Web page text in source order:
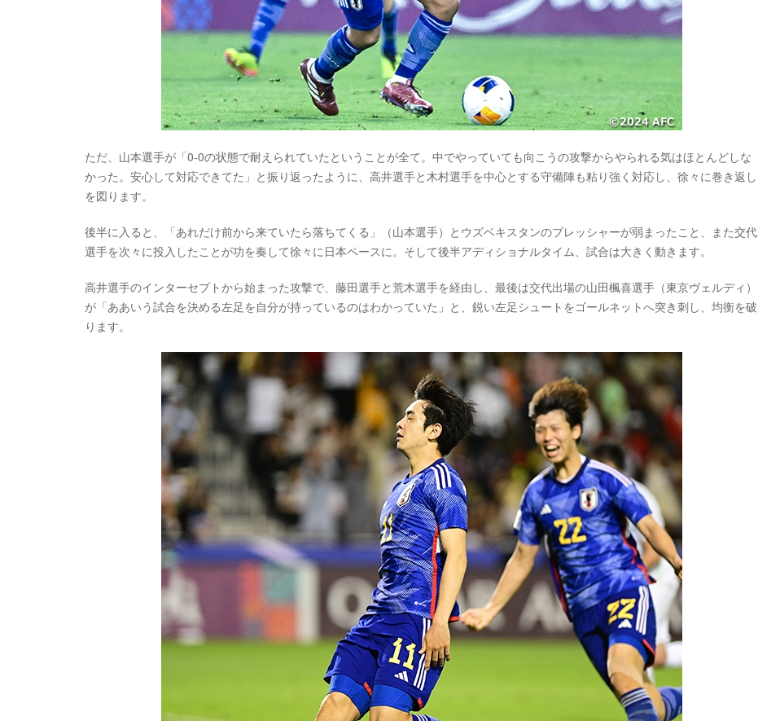
ただ、山本選手が「0-0の状態で耐えられていたということが全て。中でやっていても向こうの攻撃からやられる気はほとんどしな
かった。安心して対応できてた」と振り返ったように、高井選手と木村選手を中心とする守備陣も粘り強く対応し、徐々に巻き返し
を図ります。
後半に入ると、「あれだけ前から来ていたら落ちてくる」（山本選手）とウズベキスタンのプレッシャーが弱まったこと、また交代
選手を次々に投入したことが功を奏して徐々に日本ペースに。そして後半アディショナルタイム、試合は大きく動きます。
高井選手のインターセプトから始まった攻撃で、藤田選手と荒木選手を経由し、最後は交代出場の山田楓喜選手（東京ヴェルディ）
が「ああいう試合を決める左足を自分が持っているのはわかっていた」と、鋭い左足シュートをゴールネットへ突き刺し、均衡を破
ります。